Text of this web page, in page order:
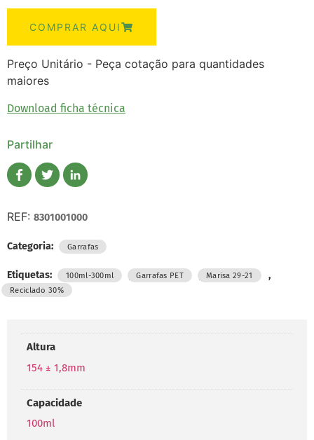
COMPRAR AQUI
Preço Unitário - Peça cotação para quantidades
maiores
Download ficha técnica
Partilhar
REF: 8301001000
Categoria: Garrafas
Etiquetas: 100ml-300ml Garrafas PET , Marisa 29-21 ,
Reciclado 30%
Altura
154 ± 1,8mm
Capacidade
100ml